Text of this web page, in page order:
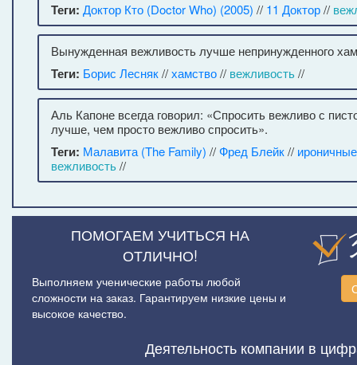
Теги: Доктор Кто (Doctor Who) (2005) // 11 Доктор//
Вынужденная вежливость лучше непринужденного
Теги: Борис Лесняк//хамство// вежливость//
Аль Капоне всегда говорил: «Спросить вежливо с
лучше, чем просто вежливо спросить».
Теги: Малавита (The Family) //Фред Блейк//
вежливость//
ПОМОГАЕМ УЧИТЬСЯ НА
ОТЛИЧНО!
Выполняем ученические работы любой
сложности на заказ. Гарантируем низкие цены и
высокое качество.
Деятельность компании в